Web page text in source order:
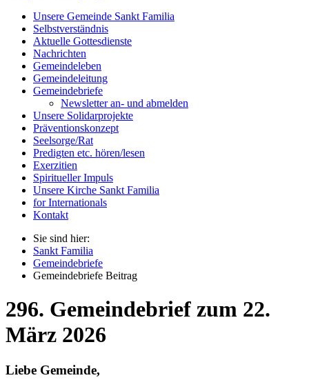
Unsere Gemeinde Sankt Familia
Selbstverständnis
Aktuelle Gottesdienste
Nachrichten
Gemeindeleben
Gemeindeleitung
Gemeindebriefe
Newsletter an- und abmelden
Unsere Solidarprojekte
Präventionskonzept
Seelsorge/Rat
Predigten etc. hören/lesen
Exerzitien
Spiritueller Impuls
Unsere Kirche Sankt Familia
for Internationals
Kontakt
Sie sind hier:
Sankt Familia
Gemeindebriefe
Gemeindebriefe Beitrag
296. Gemeindebrief zum 22.
März 2026
Liebe Gemeinde,